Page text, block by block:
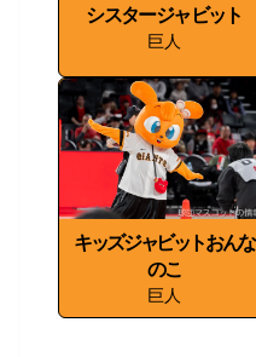
シスタージャビット
巨人
キッズジャビットおんな
のこ
巨人